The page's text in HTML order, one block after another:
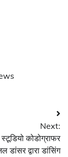
Next:
स्टूडियो कोडोग्राफर
द्वारा डांसिंग